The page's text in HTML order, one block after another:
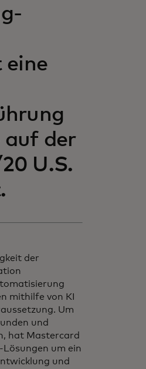
eine
auf der
U.S.
der
mithilfe von KI
Um
und
hat Mastercard
Lösungen um ein
und